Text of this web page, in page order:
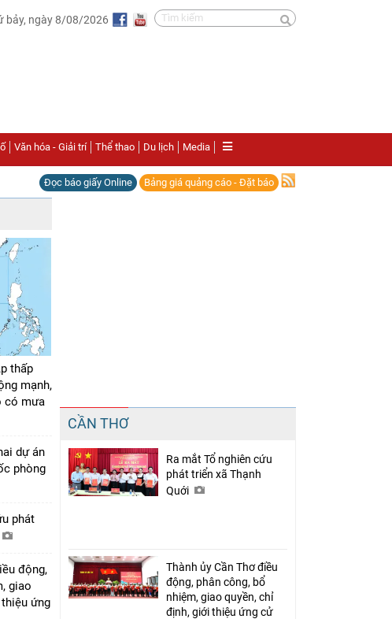
bảy, ngày 8/08/2026
Văn hóa - Giải trí Thể thao Du lịch Media
Đọc báo giấy Online Bảng giá quảng cáo - Đặt báo
Chia sẻ
thấp
mạnh,
có mưa
dự án
phòng
phát
động,
giao
ứng
CẦN THƠ
Ra mắt Tổ nghiên cứu
phát triển xã Thạnh
Quới
Thành ủy Cần Thơ điều
động, phân công, bổ
nhiệm, giao quyền, chỉ
định, giới thiệu ứng cử